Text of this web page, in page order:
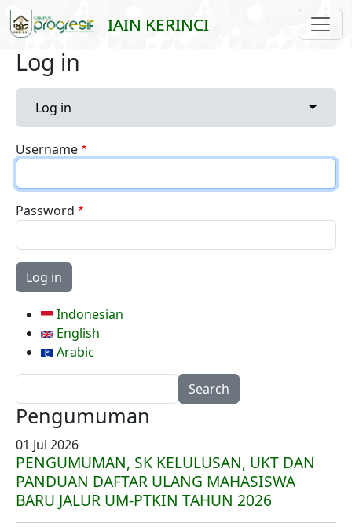
Skip to main content
IAIN KERINCI
Log in
Primary tabs
Log in Toggle
Username
Password
Indonesian
English
Arabic
Pengumuman
01 Jul 2026
PENGUMUMAN, SK KELULUSAN, UKT DAN
PANDUAN DAFTAR ULANG MAHASISWA
BARU JALUR UM-PTKIN TAHUN 2026